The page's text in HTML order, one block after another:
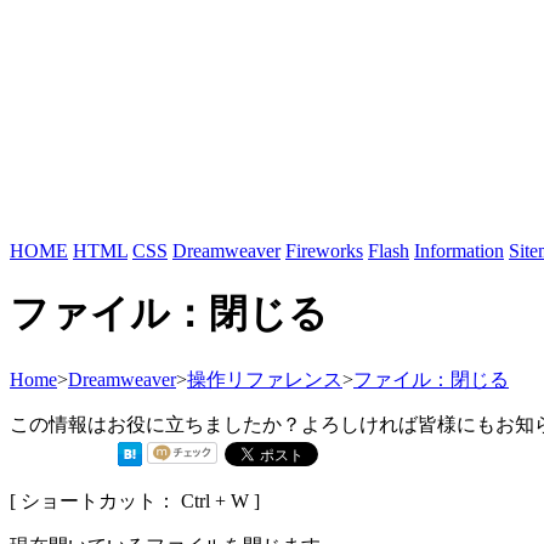
HOME HTML CSS Dreamweaver Fireworks Flash Information
ファイル：閉じる
Home>Dreamweaver>操作リファレンス>ファイル：閉じる
この情報はお役に立ちましたか？よろしければ皆様にもお知
[ ショートカット： Ctrl + W ]